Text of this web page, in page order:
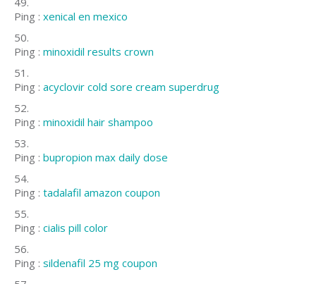
Ping : xenical en mexico
Ping : minoxidil results crown
Ping : acyclovir cold sore cream superdrug
Ping : minoxidil hair shampoo
Ping : bupropion max daily dose
Ping : tadalafil amazon coupon
Ping : cialis pill color
Ping : sildenafil 25 mg coupon